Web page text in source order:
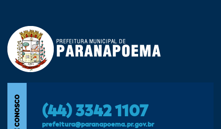
(44) 3342 1107
prefeitura@paranapoema.pr.gov.br